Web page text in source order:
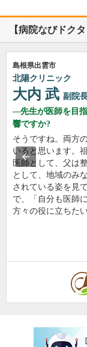
【病院なびドク
島根県出雲市
北陽クリニック
大内 武 副院
先生が医師を目
響ですか?
そうですね。両方
いると思います。
医師として、父は
として、地域のみ
されている姿を見
で、「自分も医師
方々の役に立ちた